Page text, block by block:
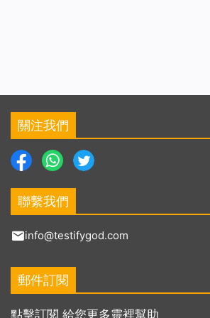
關注我們
聯繫我們
info@testifygod.com
郵件訂閱
點擊訂閱 給您更多靈裡幫助